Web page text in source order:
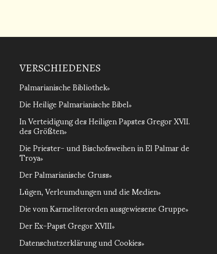
VERSCHIEDENES
Palmarianische Bibliothek
Die Heilige Palmarianische Bibel
In Verteidigung des Heiligen Papstes Gregor XVII.
des Größten
Die Priester- und Bischofsweihen in El Palmar de
Troya
Der Palmarianische Gruss
Lügen, Verleumdungen und die Medien
Die vom Karmeliterorden ausgewiesene Gruppe
Der Ex-Papst Gregor XVIII
Datenschutzerklärung und Cookies